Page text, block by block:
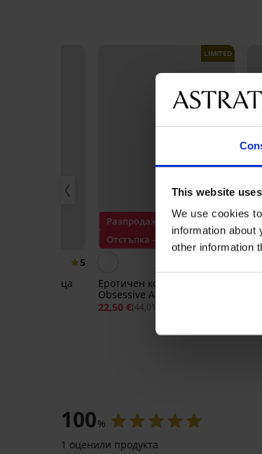
This website
We use cookies
information about
other information
5
нощница
Разпродажба
Отстъпка -50%
LIMITED
Еротичен комплект
Obsessive Aliosa
22,50 €(44,01 лв.)
100%
1 оценили продукта